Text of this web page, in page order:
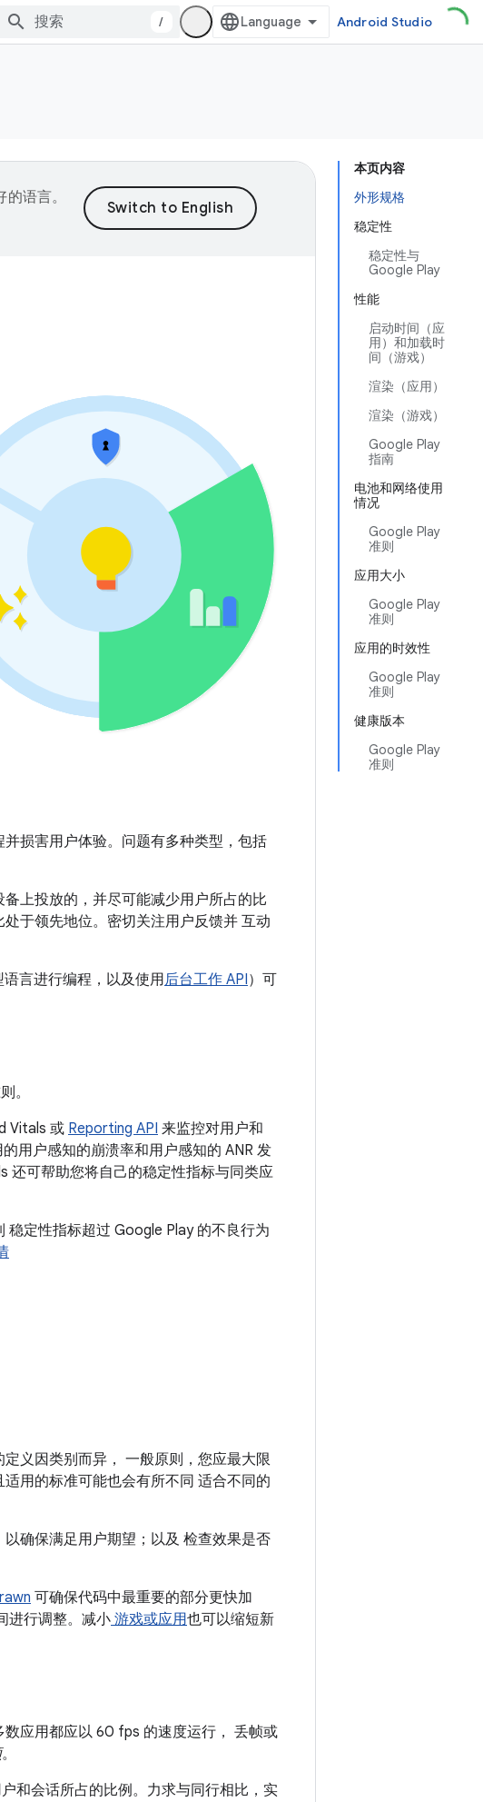
/ Android Studio
本页内容
外形规格
稳定性
稳定性与
Google Play
性能
启动时间（应
用）和加载时
间（游戏）
渲染（应用）
渲染（游戏）
Google Play
指南
电池和网络使用
情况
Google Play
准则
应用大小
Google Play
准则
应用的时效性
Google Play
准则
健康版本
Google Play
准则
语言。
损害用户体验。问题有多种类型，包括
上投放的，并尽可能减少用户所占的比
于领先地位。密切关注用户反馈并 互动
语言进行编程，以及使用后台工作 API）可
。
Vitals 或 Reporting API 来监控对用户和
用户感知的崩溃率和用户感知的 ANR 发
还可帮助您将自己的稳定性指标与同类应
定性指标超过 Google Play 的不良行为
义因类别而异， 一般原则，您应最大限
用的标准可能也会有所不同 适合不同的
确保满足用户期望；以及 检查效果是否
可确保代码中最重要的部分更快加
进行调整。减小 游戏或应用也可以缩短新
应用都应以 60 fps 的速度运行， 丢帧或
。
和会话所占的比例。力求与同行相比，实